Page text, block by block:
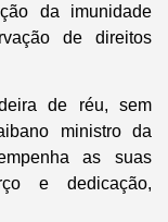
da imunidade
de direitos
de réu, sem
ministro da
as suas
e dedicação,